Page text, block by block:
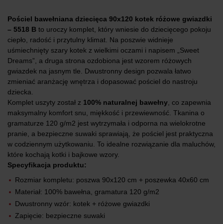
Pościel bawełniana dziecięca 90x120 kotek różowe gwiazdki
– 5518 B to uroczy komplet, który wniesie do dziecięcego pokoju
ciepło, radość i przytulny klimat. Na poszwie widnieje
uśmiechnięty szary kotek z wielkimi oczami i napisem „Sweet
Dreams”, a druga strona ozdobiona jest wzorem różowych
gwiazdek na jasnym tle. Dwustronny design pozwala łatwo
zmieniać aranżację wnętrza i dopasować pościel do nastroju
dziecka.
Komplet uszyty został z 100% naturalnej bawełny , co zapewnia
maksymalny komfort snu, miękkość i przewiewność. Tkanina o
gramaturze 120 g/m2 jest wytrzymała i odporna na wielokrotne
pranie, a bezpieczne suwaki sprawiają, że pościel jest praktyczna
w codziennym użytkowaniu. To idealne rozwiązanie dla maluchów,
które kochają kotki i bajkowe wzory.
Specyfikacja produktu:
Rozmiar kompletu: poszwa 90x120 cm + poszewka 40x60 cm
Materiał: 100% bawełna, gramatura 120 g/m2
Dwustronny wzór: kotek + różowe gwiazdki
Zapięcie: bezpieczne suwaki